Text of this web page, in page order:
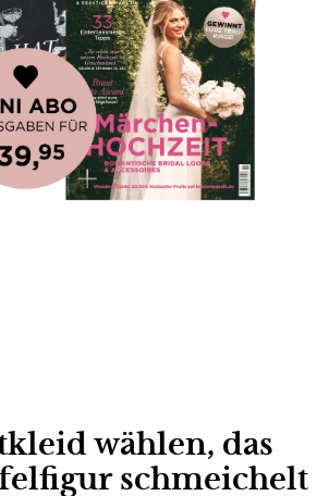
wählen, das
schmeichelt